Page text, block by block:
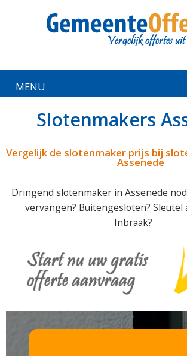
MENU
Slotenmakers
Vergelijk de slotenmaker prijs bij
Assenede
Dringend slotenmaker in Assenede
vervangen? Buitengesloten? Sleutel
Inbraak?